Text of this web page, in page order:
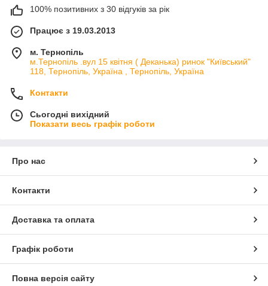
100% позитивних з 30 відгуків за рік
Працює з 19.03.2013
м. Тернопіль
м.Тернопіль .вул 15 квітня ( Деканька) ринок "Київський"
118, Тернопіль, Україна , Тернопіль, Україна
Контакти
Сьогодні вихідний
Показати весь графік роботи
Про нас
Контакти
Доставка та оплата
Графік роботи
Повна версія сайту